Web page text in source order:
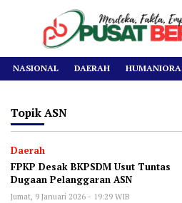
NASIONAL DAERAH HUMANIORA
Topik ASN
Daerah
FPKP Desak BKPSDM Usut Tuntas
Dugaan Pelanggaran ASN
Jumat, 9 Januari 2026 - 19:29 WIB